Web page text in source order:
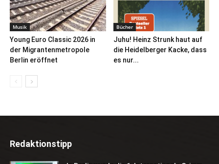
Musik
Young Euro Classic 2026 in
der Migrantenmetropole
Berlin eröffnet
Bücher
Juhu! Heinz Strunk haut auf
die Heidelberger Kacke, dass
es nur...
Redaktionstipp